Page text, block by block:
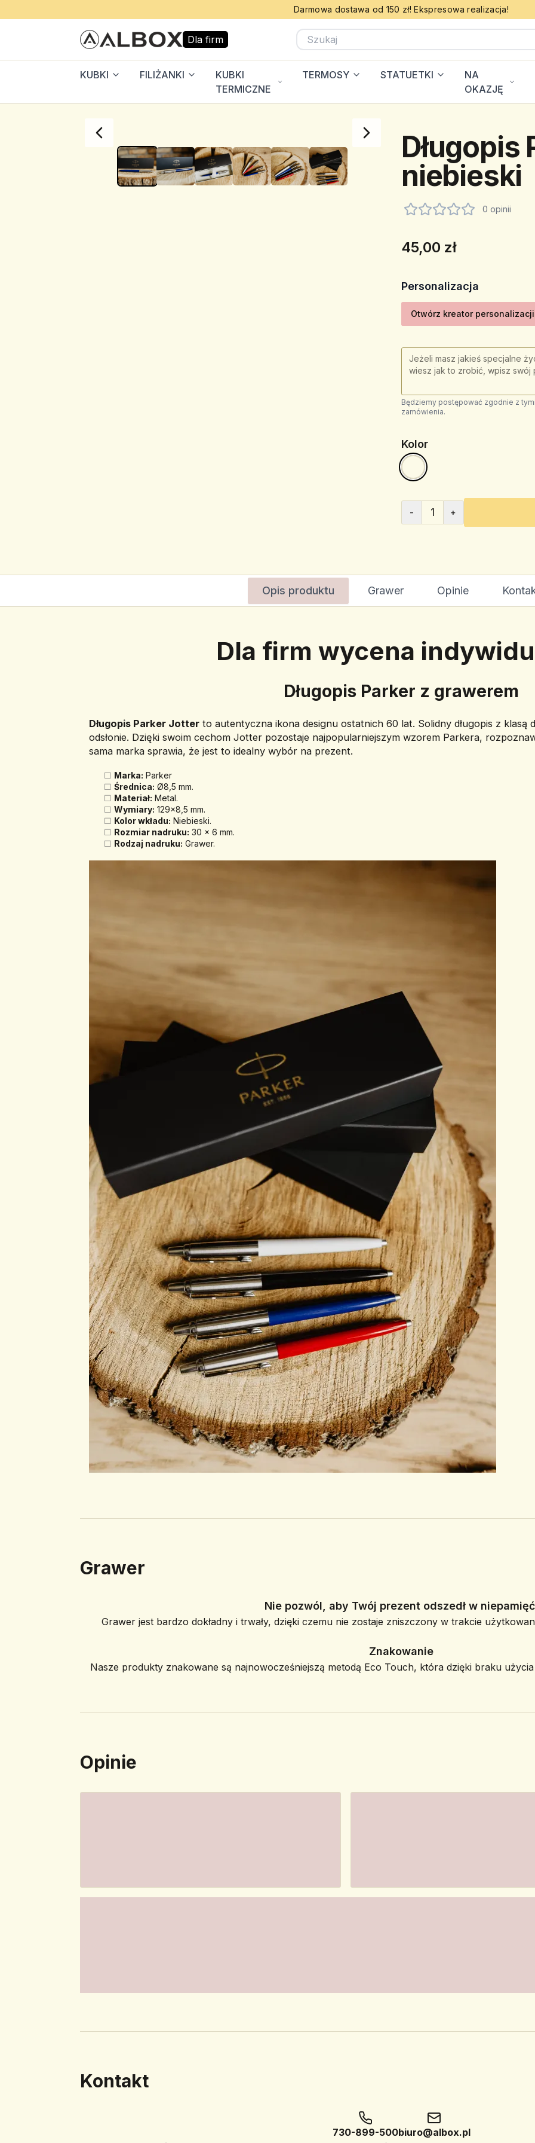
Darmowa dostawa od 150 zł! Ekspresowa realizacja!
Dla firm
KUBKI FILIŻANKI
KUBKI
TERMICZNE
TERMOSY STATUETKI
NA
OKAZJĘ
Długopis
niebieski
0 opinii
45,00 zł
Personalizacja
Otwórz kreator personalizacji
Będziemy postępować zgodnie z
zamówienia.
Kolor
- 1 +
Opis produktu Grawer Opinie
Dla firm wycena
Długopis Parker z grawerem
Długopis Parker Jotter to autentyczna ikona designu ostatnich 60 lat. Solidny długopis z klasą
odsłonie. Dzięki swoim cechom Jotter pozostaje najpopularniejszym wzorem Parkera,
sama marka sprawia, że jest to idealny wybór na prezent.
Marka: Parker
Średnica: Ø8,5 mm.
Materiał: Metal.
Wymiary: 129x8,5 mm.
Kolor wkładu: Niebieski.
Rozmiar nadruku: 30 x 6 mm.
Rodzaj nadruku: Grawer.
Grawer
Nie pozwól, aby Twój prezent odszedł w
Grawer jest bardzo dokładny i trwały, dzięki czemu nie zostaje zniszczony w trakcie
Znakowanie
Nasze produkty znakowane są najnowocześniejszą metodą Eco Touch, która dzięki braku
Opinie
Kontakt
730-899-500biuro@albox.pl